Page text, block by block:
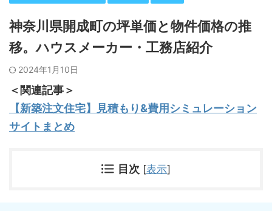
神奈川県開成町の坪単価と物件価格の推
移。ハウスメーカー・工務店紹介
2024年1月10日
＜関連記事＞
【新築注文住宅】見積もり&費用シミュレーション
サイトまとめ
目次 [表示]